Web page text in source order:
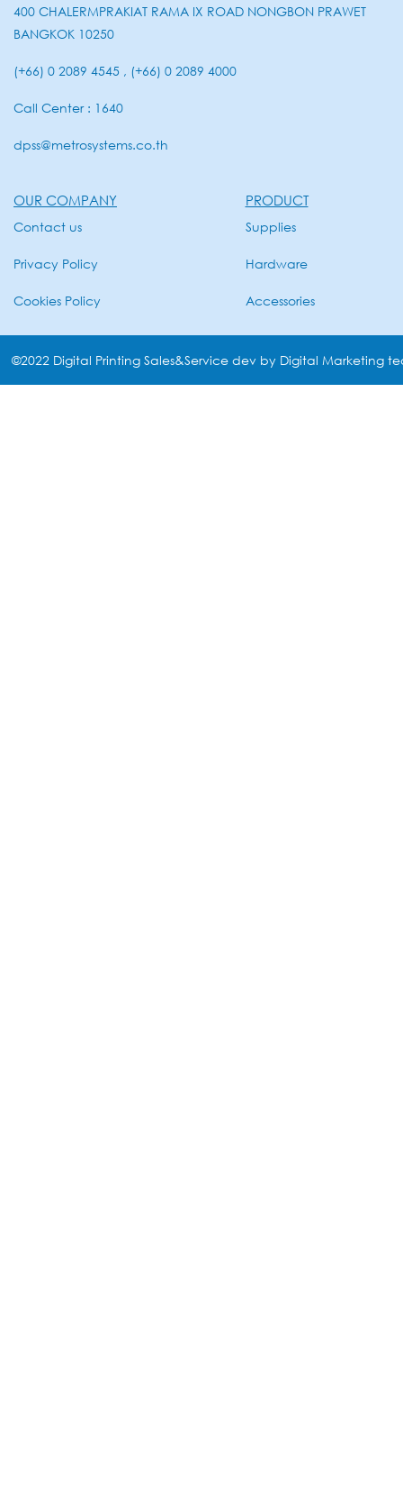
400 CHALERMPRAKIAT RAMA IX ROAD NONGBON PRAWET
BANGKOK 10250
(+66) 0 2089 4545 , (+66) 0 2089 4000
Call Center : 1640
dpss@metrosystems.co.th
OUR COMPANY
Contact us
Privacy Policy
Cookies Policy
PRODUCT
Supplies
Hardware
Accessories
©2022 Digital Printing Sales&Service dev by Digital Marketing